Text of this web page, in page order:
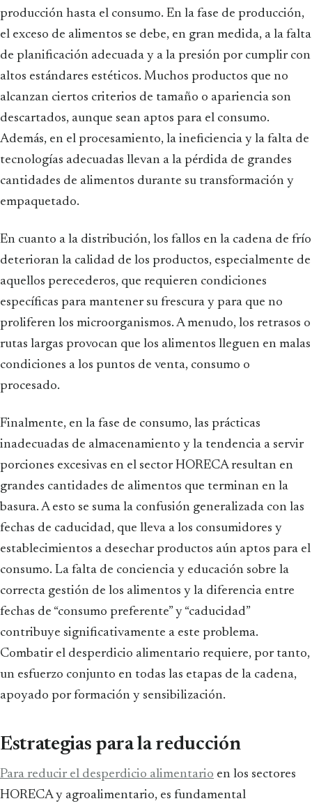
producción hasta el consumo. En la fase de producción,
el exceso de alimentos se debe, en gran medida, a la falta
de planificación adecuada y a la presión por cumplir con
altos estándares estéticos. Muchos productos que no
alcanzan ciertos criterios de tamaño o apariencia son
descartados, aunque sean aptos para el consumo.
Además, en el procesamiento, la ineficiencia y la falta de
tecnologías adecuadas llevan a la pérdida de grandes
cantidades de alimentos durante su transformación y
empaquetado.
En cuanto a la distribución, los fallos en la cadena de frío
deterioran la calidad de los productos, especialmente de
aquellos perecederos, que requieren condiciones
específicas para mantener su frescura y para que no
proliferen los microorganismos. A menudo, los retrasos o
rutas largas provocan que los alimentos lleguen en malas
condiciones a los puntos de venta, consumo o
procesado.
Finalmente, en la fase de consumo, las prácticas
inadecuadas de almacenamiento y la tendencia a servir
porciones excesivas en el sector HORECA resultan en
grandes cantidades de alimentos que terminan en la
basura. A esto se suma la confusión generalizada con las
fechas de caducidad, que lleva a los consumidores y
establecimientos a desechar productos aún aptos para el
consumo. La falta de conciencia y educación sobre la
correcta gestión de los alimentos y la diferencia entre
fechas de “consumo preferente” y “caducidad”
contribuye significativamente a este problema.
Combatir el desperdicio alimentario requiere, por tanto,
un esfuerzo conjunto en todas las etapas de la cadena,
apoyado por formación y sensibilización.
Estrategias para la reducción
Para reducir el desperdicio alimentario en los sectores
HORECA y agroalimentario, es fundamental